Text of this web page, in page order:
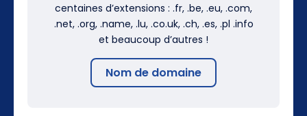
centaines d’extensions : .fr, .be, .eu, .com,
.net, .org, .name, .lu, .co.uk, .ch, .es, .pl .info
et beaucoup d’autres !
Nom de domaine